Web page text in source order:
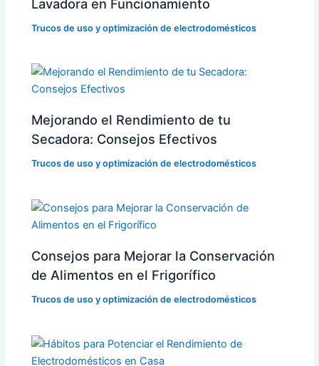
Lavadora en Funcionamiento
Trucos de uso y optimización de electrodomésticos
Mejorando el Rendimiento de tu
Secadora: Consejos Efectivos
Trucos de uso y optimización de electrodomésticos
Consejos para Mejorar la Conservación
de Alimentos en el Frigorífico
Trucos de uso y optimización de electrodomésticos